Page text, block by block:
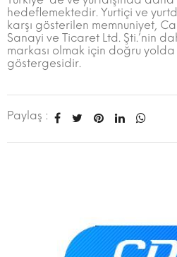
hedeflemektedir. Yurtiçi ve
karşı gösterilen memnuniyet,
Sanayi ve Ticaret Ltd. Şti.’nin
markası olmak için doğru
göstergesidir.
Paylaş :